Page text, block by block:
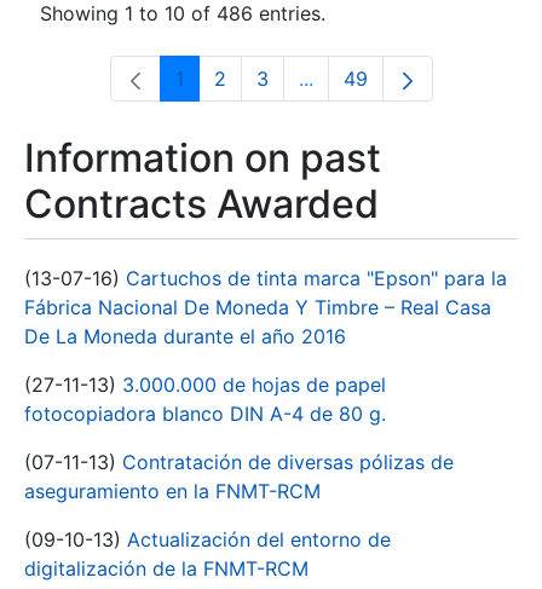
Showing 1 to 10 of 486 entries.
Page
1 Page
2 Page
3 ...Intermediate Pages Use
Page
49
Information on past
Contracts Awarded
(13-07-16) Cartuchos de tinta marca "Epson" para la
Fábrica Nacional De Moneda Y Timbre – Real Casa
De La Moneda durante el año 2016
(27-11-13) 3.000.000 de hojas de papel
fotocopiadora blanco DIN A-4 de 80 g.
(07-11-13) Contratación de diversas pólizas de
aseguramiento en la FNMT-RCM
(09-10-13) Actualización del entorno de
digitalización de la FNMT-RCM